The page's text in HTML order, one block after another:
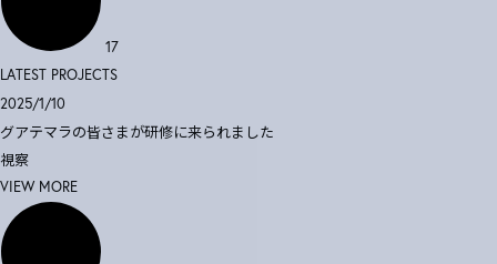
17
LATEST PROJECTS
2025/1/10
グアテマラの皆さまが研修に来られました
視察
VIEW MORE